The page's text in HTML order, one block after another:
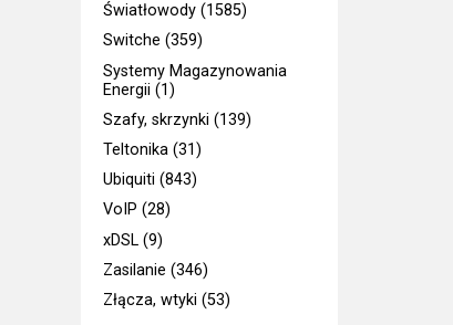
Światłowody (1585)
Switche (359)
Systemy Magazynowania
Energii (1)
Szafy, skrzynki (139)
Teltonika (31)
Ubiquiti (843)
VoIP (28)
xDSL (9)
Zasilanie (346)
Złącza, wtyki (53)